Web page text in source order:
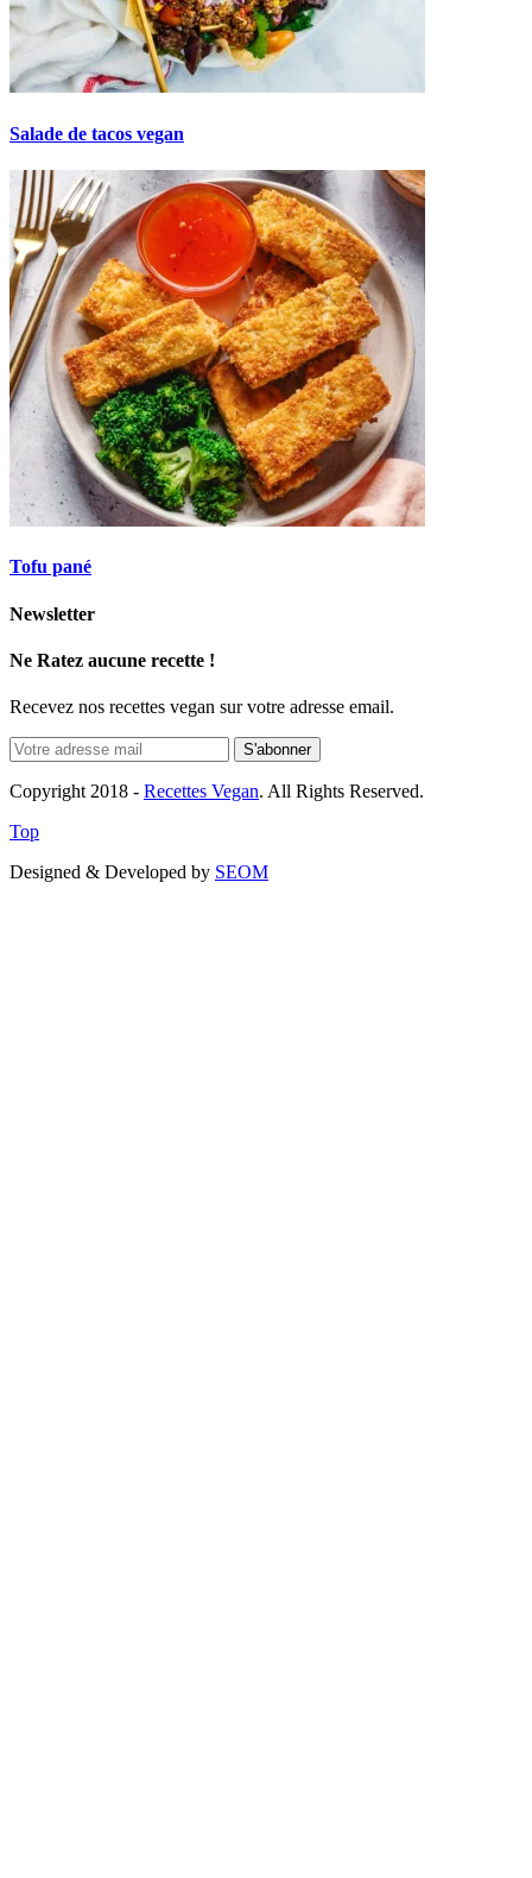
Salade de tacos vegan
Tofu pané
Newsletter
Ne Ratez aucune recette !
Recevez nos recettes vegan sur votre adresse email.
Copyright 2018 - Recettes Vegan. All Rights Reserved.
Top
Designed & Developed by SEOM